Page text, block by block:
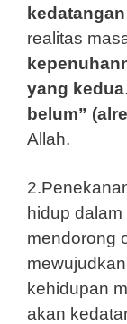
realitas
yang kedua
belum”
Allah.
hidup
mendorong
kehidupan
akan